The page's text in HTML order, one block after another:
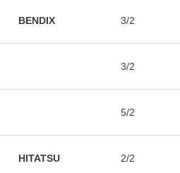
BENDIX 3/2
3/2
5/2
HITATSU 2/2